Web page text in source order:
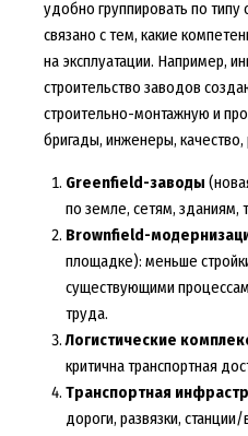
удобно группировать по
связано с тем, какие
на эксплуатации. Например,
строительство заводов
строительно-монтажную и
бригады, инженеры,
Greenfield-заводы
по земле, сетям, зданиям,
Brownfield-
площадке): меньше
существующими
труда.
Логистические
критична транспортная
Транспортная
дороги, развязки,